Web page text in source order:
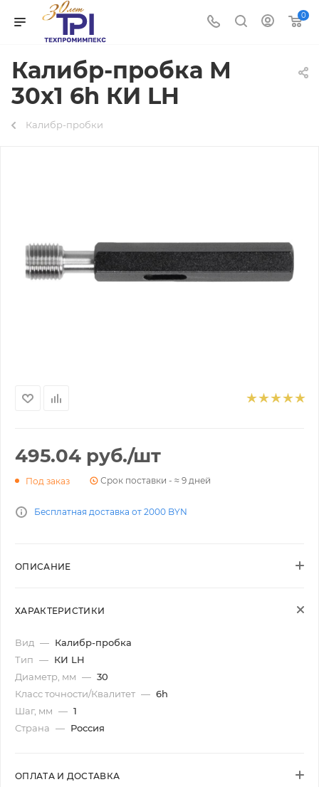
0
Калибр-пробка М
30х1 6h КИ LH
Калибр-пробки
495.04 руб./шт
Под заказ Срок поставки - ≈ 9 дней
Бесплатная доставка от 2000 BYN
ОПИСАНИЕ
ХАРАКТЕРИСТИКИ
Вид — Калибр-пробка
Тип — КИ LH
Диаметр, мм — 30
Класс точности/Квалитет — 6h
Шаг, мм — 1
Страна — Россия
ОПЛАТА И ДОСТАВКА